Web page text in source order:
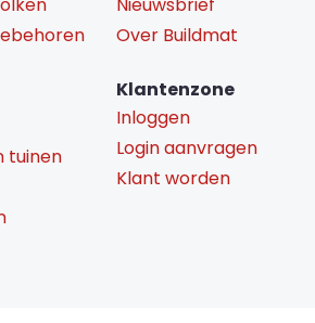
tuinen
Over Buildmat
Klantenzone
Inloggen
Login aanvragen
Klant worden